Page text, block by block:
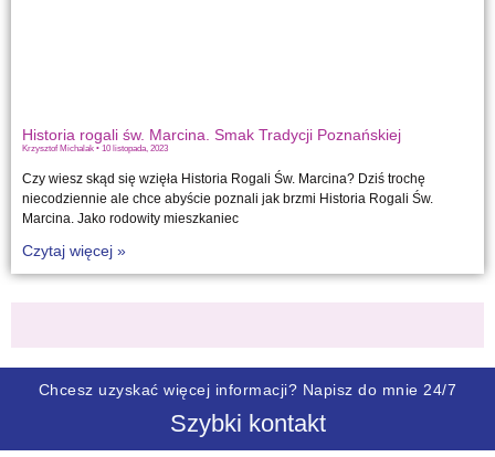
Historia rogali św. Marcina. Smak Tradycji Poznańskiej
Krzysztof Michalak 10 listopada, 2023
Czy wiesz skąd się wzięła Historia Rogali Św. Marcina? Dziś trochę
niecodziennie ale chce abyście poznali jak brzmi Historia Rogali Św.
Marcina. Jako rodowity mieszkaniec
Czytaj więcej »
Chcesz uzyskać więcej informacji? Napisz do mnie 24/7
Szybki kontakt